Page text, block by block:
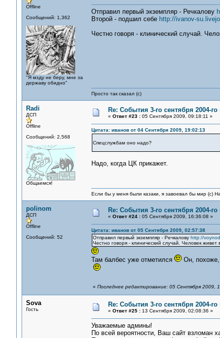
Offline
Сообщений: 1,362
"Я мзду не беру, мне за
державу обидно"
Отправил первый экземпляр - Речкалову
Второй - подшил себе http://ivanov-
Честно говоря - клинический случай.
Просто так сказал (с)
Radi
ДСП
Offline
Сообщений: 2,568
Общаемся!
Re: События 3-го сентября 2004-
« Ответ #23 :05 Сентября 2009, 09:18:11 »
Цитата: иванов от 04 Сентября 2009, 19:02:13
Спецслужбам оно надо?
Надо, когда ЦК прикажет.
Если бы у меня были казаки, я завоевал бы мир (с)
polinom
ДСП
Offline
Сообщений: 52
Re: События 3-го сентября 2004-
« Ответ #24 :05 Сентября 2009, 16:36:08 »
Цитата: иванов от 05 Сентября 2009, 02:57:38
Отправил первый экземпляр - Речкалову http://
Честно говоря - клинический случай. Человек живет
Там балбес уже отметился Он, похоже,
« Последнее редактирование: 05 Сентября 2009,
Sova
Гость
Re: События 3-го сентября 2004-
« Ответ #25 :13 Сентября 2009, 02:08:36 »
Уважаемые админы!
По всей вероятности, Ваш сайт взломан